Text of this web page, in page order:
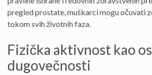
pregled prostate, muškarci mogu očuvati
tokom svih životnih faza.
Fizička aktivnost kao
dugovečnosti